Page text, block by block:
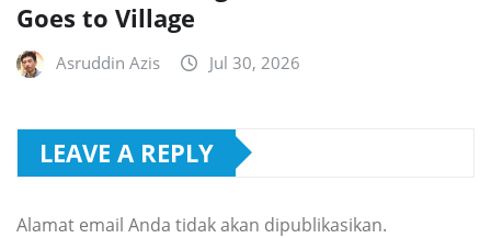
Goes to Village
Asruddin Azis Jul 30, 2026
LEAVE A REPLY
Alamat email Anda tidak akan dipublikasikan.